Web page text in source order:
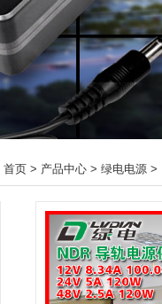
首页 > 产品中心 > 绿电电源 >